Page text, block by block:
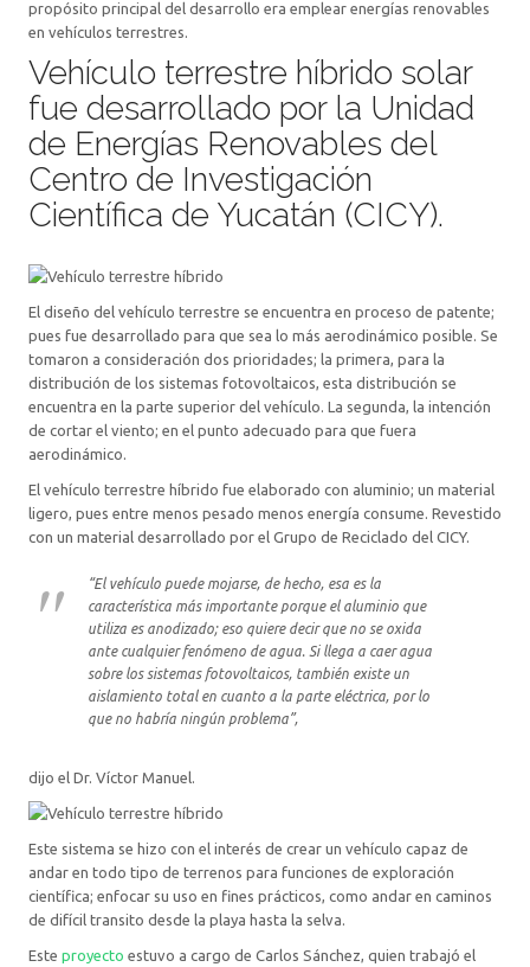
propósito principal del desarrollo era emplear energías renovables
en vehículos terrestres.
Vehículo terrestre híbrido solar
fue desarrollado por la Unidad
de Energías Renovables del
Centro de Investigación
Científica de Yucatán (CICY).
El diseño del vehículo terrestre se encuentra en proceso de patente;
pues fue desarrollado para que sea lo más aerodinámico posible. Se
tomaron a consideración dos prioridades; la primera, para la
distribución de los sistemas fotovoltaicos, esta distribución se
encuentra en la parte superior del vehículo. La segunda, la intención
de cortar el viento; en el punto adecuado para que fuera
aerodinámico.
El vehículo terrestre híbrido fue elaborado con aluminio; un material
ligero, pues entre menos pesado menos energía consume. Revestido
con un material desarrollado por el Grupo de Reciclado del CICY.
“El vehículo puede mojarse, de hecho, esa es la
característica más importante porque el aluminio que
utiliza es anodizado; eso quiere decir que no se oxida
ante cualquier fenómeno de agua. Si llega a caer agua
sobre los sistemas fotovoltaicos, también existe un
aislamiento total en cuanto a la parte eléctrica, por lo
que no habría ningún problema”,
dijo el Dr. Víctor Manuel.
Este sistema se hizo con el interés de crear un vehículo capaz de
andar en todo tipo de terrenos para funciones de exploración
científica; enfocar su uso en fines prácticos, como andar en caminos
de difícil transito desde la playa hasta la selva.
Este proyecto estuvo a cargo de Carlos Sánchez, quien trabajó el